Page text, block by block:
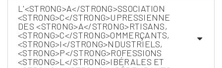
L'<STRONG>A</STRONG>SSOCIATION
<STRONG>C</STRONG>UPRESSIENNE
DES <STRONG>A</STRONG>RTISANS,
<STRONG>C</STRONG>OMMERÇANTS,
<STRONG>I</STRONG>NDUSTRIELS,
<STRONG>P</STRONG>ROFESSIONS
<STRONG>L</STRONG>IBÉRALES ET